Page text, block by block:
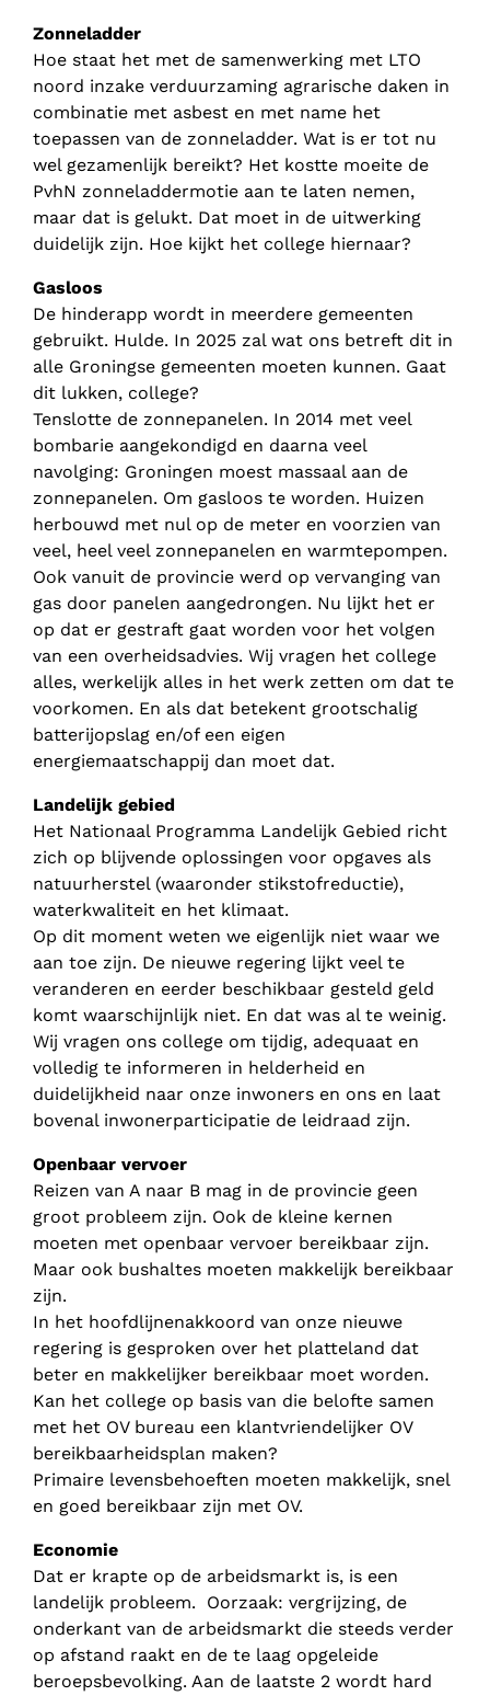
Zonneladder
Hoe staat het met de samenwerking met LTO
noord inzake verduurzaming agrarische daken in
combinatie met asbest en met name het
toepassen van de zonneladder. Wat is er tot nu
wel gezamenlijk bereikt? Het kostte moeite de
PvhN zonneladdermotie aan te laten nemen,
maar dat is gelukt. Dat moet in de uitwerking
duidelijk zijn. Hoe kijkt het college hiernaar?
Gasloos
De hinderapp wordt in meerdere gemeenten
gebruikt. Hulde. In 2025 zal wat ons betreft dit in
alle Groningse gemeenten moeten kunnen. Gaat
dit lukken, college?
Tenslotte de zonnepanelen. In 2014 met veel
bombarie aangekondigd en daarna veel
navolging: Groningen moest massaal aan de
zonnepanelen. Om gasloos te worden. Huizen
herbouwd met nul op de meter en voorzien van
veel, heel veel zonnepanelen en warmtepompen.
Ook vanuit de provincie werd op vervanging van
gas door panelen aangedrongen. Nu lijkt het er
op dat er gestraft gaat worden voor het volgen
van een overheidsadvies. Wij vragen het college
alles, werkelijk alles in het werk zetten om dat te
voorkomen. En als dat betekent grootschalig
batterijopslag en/of een eigen
energiemaatschappij dan moet dat.
Landelijk gebied
Het Nationaal Programma Landelijk Gebied richt
zich op blijvende oplossingen voor opgaves als
natuurherstel (waaronder stikstofreductie),
waterkwaliteit en het klimaat.
Op dit moment weten we eigenlijk niet waar we
aan toe zijn. De nieuwe regering lijkt veel te
veranderen en eerder beschikbaar gesteld geld
komt waarschijnlijk niet. En dat was al te weinig.
Wij vragen ons college om tijdig, adequaat en
volledig te informeren in helderheid en
duidelijkheid naar onze inwoners en ons en laat
bovenal inwonerparticipatie de leidraad zijn.
Openbaar vervoer
Reizen van A naar B mag in de provincie geen
groot probleem zijn. Ook de kleine kernen
moeten met openbaar vervoer bereikbaar zijn.
Maar ook bushaltes moeten makkelijk bereikbaar
zijn.
In het hoofdlijnenakkoord van onze nieuwe
regering is gesproken over het platteland dat
beter en makkelijker bereikbaar moet worden.
Kan het college op basis van die belofte samen
met het OV bureau een klantvriendelijker OV
bereikbaarheidsplan maken?
Primaire levensbehoeften moeten makkelijk, snel
en goed bereikbaar zijn met OV.
Economie
Dat er krapte op de arbeidsmarkt is, is een
landelijk probleem. Oorzaak: vergrijzing, de
onderkant van de arbeidsmarkt die steeds verder
op afstand raakt en de te laag opgeleide
beroepsbevolking. Aan de laatste 2 wordt hard